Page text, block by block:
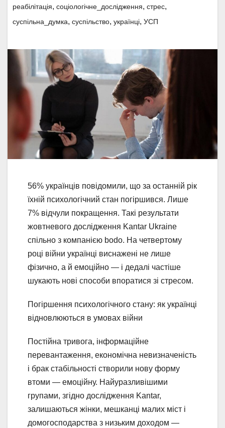
реабілітація, соціологічне_дослідження, стрес,
суспільна_думка, суспільство, українці, УСП
56% українців повідомили, що за останній рік
їхній психологічний стан погіршився. Лише
7% відчули покращення. Такі результати
жовтневого дослідження Kantar Ukraine
спільно з компанією bodo. На четвертому
році війни українці виснажені не лише
фізично, а й емоційно — і дедалі частіше
шукають нові способи впоратися зі стресом.
Погіршення психологічного стану: як українці
відновлюються в умовах війни
Постійна тривога, інформаційне
перевантаження, економічна невизначеність
і брак стабільності створили нову форму
втоми — емоційну. Найуразливішими
групами, згідно дослідження Kantar,
залишаються жінки, мешканці малих міст і
домогосподарства з низьким доходом —